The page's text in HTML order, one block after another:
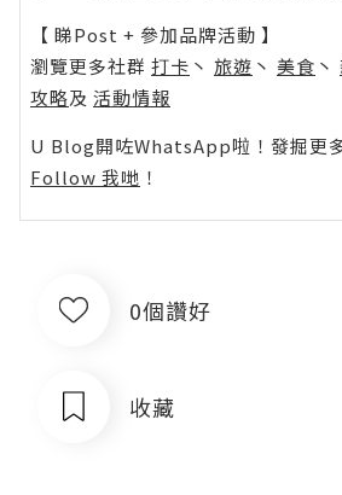
【 睇Post + 參加品牌活動 】
瀏覽更多社群 打卡 丶 旅遊 丶 美食 丶
攻略及 活動情報
U Blog開咗WhatsApp啦！發掘更
Follow 我哋 ！
0個讚好
收藏